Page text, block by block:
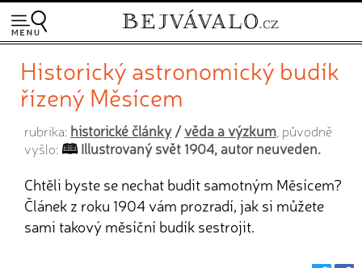
Historický astronomický budík
řízený Měsícem
rubrika: historické články/věda a výzkum , původně
vyšlo:
Illustrovaný svět 1904, autor neuveden.
Chtěli byste se nechat budit samotným Měsícem?
Článek z roku 1904 vám prozradí, jak si můžete
sami takový měsíční budík sestrojit.